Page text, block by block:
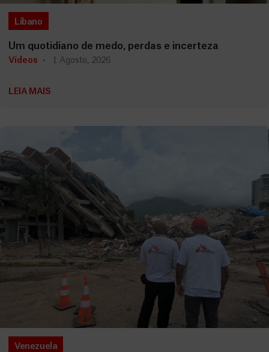
Líbano
Um quotidiano de medo, perdas e incerteza
Vídeos 1 Agosto, 2026
LEIA MAIS
Venezuela